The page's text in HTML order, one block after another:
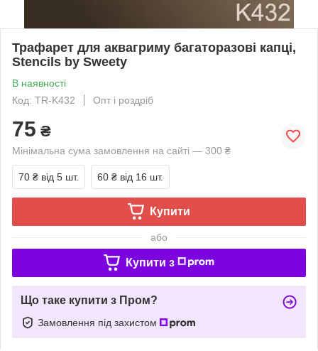
Трафарет для аквагриму багаторазові капці,
Stencils by Sweety
В наявності
Код: TR-K432
Опт і роздріб
75 ₴
Мінімальна сума замовлення на сайті — 300 ₴
70 ₴ від 5 шт. 60 ₴ від 16 шт.
Купити
або
Купити з
Що таке купити з Пром?
Замовлення під захистом